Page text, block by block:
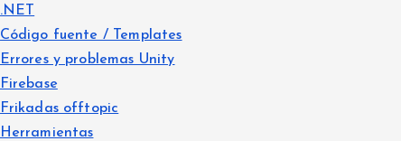
.NET
Código fuente / Templates
Errores y problemas Unity
Firebase
Frikadas offtopic
Herramientas